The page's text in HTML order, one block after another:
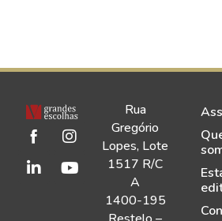
Rua
Gregório
Lopes, Lote
1517 R/C
A
1400-195